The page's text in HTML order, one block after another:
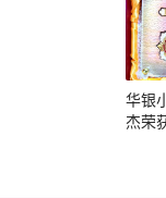
华银
杰荣